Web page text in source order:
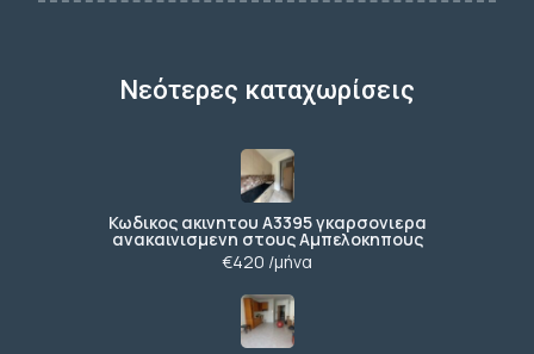
Νεότερες καταχωρίσεις
Κωδικος ακινητου Α3395 γκαρσονιερα
ανακαινισμενη στους Αμπελοκηπους
€420 /μήνα